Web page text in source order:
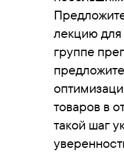
лекцию для
группе
товаров в
такой шаг